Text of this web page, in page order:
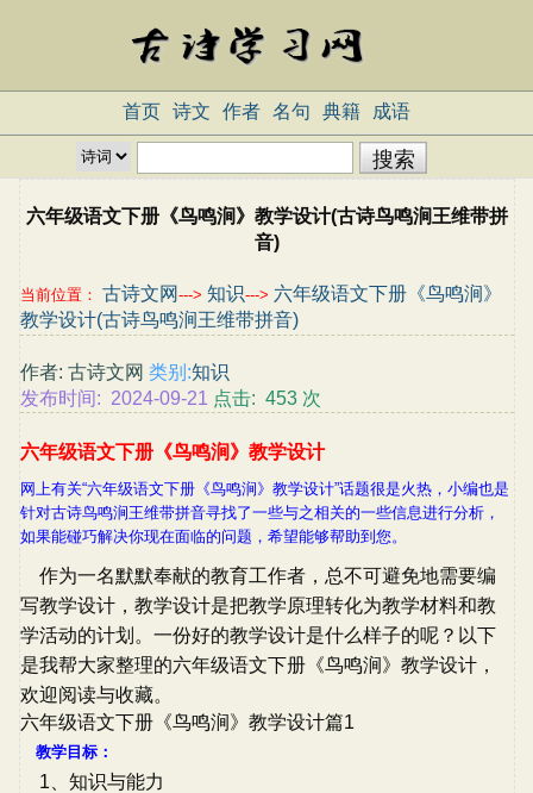
首页 诗文 作者 名句 典籍 成语
六年级语文下册《鸟鸣涧》教学设计(古诗鸟鸣涧王维带拼
音)
当前位置： 古诗文网 ---> 知识---> 六年级语文下册《鸟鸣涧》
教学设计(古诗鸟鸣涧王维带拼音)
作者: 古诗文网 类别:知识
发布时间: 2024-09-21 点击: 453 次
六年级语文下册《鸟鸣涧》教学设计
网上有关“六年级语文下册《鸟鸣涧》教学设计”话题很是火热，小编也是
针对古诗鸟鸣涧王维带拼音寻找了一些与之相关的一些信息进行分析，
如果能碰巧解决你现在面临的问题，希望能够帮助到您。
作为一名默默奉献的教育工作者，总不可避免地需要编
写教学设计，教学设计是把教学原理转化为教学材料和教
学活动的计划。一份好的教学设计是什么样子的呢？以下
是我帮大家整理的六年级语文下册《鸟鸣涧》教学设计，
欢迎阅读与收藏。
六年级语文下册《鸟鸣涧》教学设计篇1
教学目标：
1、知识与能力